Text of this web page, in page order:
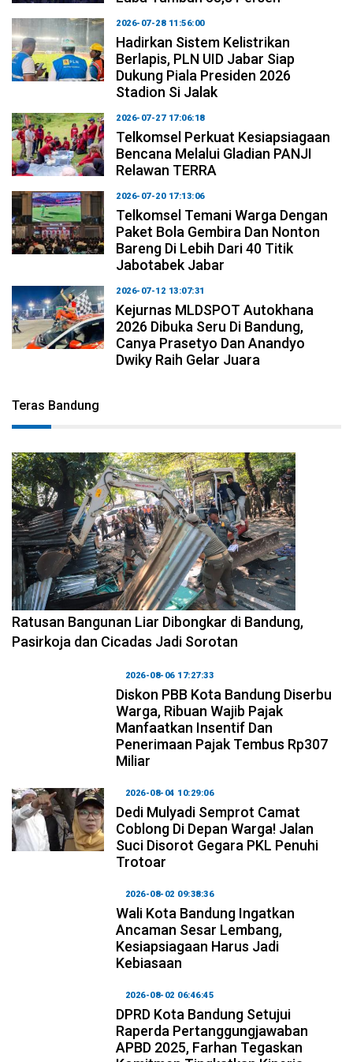
2026-07-28 11:56:00
Hadirkan Sistem Kelistrikan
Berlapis, PLN UID Jabar Siap
Dukung Piala Presiden 2026
Stadion Si Jalak
2026-07-27 17:06:18
Telkomsel Perkuat Kesiapsiagaan
Bencana Melalui Gladian PANJI
Relawan TERRA
2026-07-20 17:13:06
Telkomsel Temani Warga Dengan
Paket Bola Gembira Dan Nonton
Bareng Di Lebih Dari 40 Titik
Jabotabek Jabar
2026-07-12 13:07:31
Kejurnas MLDSPOT Autokhana
2026 Dibuka Seru Di Bandung,
Canya Prasetyo Dan Anandyo
Dwiky Raih Gelar Juara
Teras Bandung
2026-08-06 17:34:08
Ratusan Bangunan Liar Dibongkar di Bandung,
Pasirkoja dan Cicadas Jadi Sorotan
2026-08-06 17:27:33
Diskon PBB Kota Bandung Diserbu
Warga, Ribuan Wajib Pajak
Manfaatkan Insentif Dan
Penerimaan Pajak Tembus Rp307
Miliar
2026-08-04 10:29:06
Dedi Mulyadi Semprot Camat
Coblong Di Depan Warga! Jalan
Suci Disorot Gegara PKL Penuhi
Trotoar
2026-08-02 09:38:36
Wali Kota Bandung Ingatkan
Ancaman Sesar Lembang,
Kesiapsiagaan Harus Jadi
Kebiasaan
2026-08-02 06:46:45
DPRD Kota Bandung Setujui
Raperda Pertanggungjawaban
APBD 2025, Farhan Tegaskan